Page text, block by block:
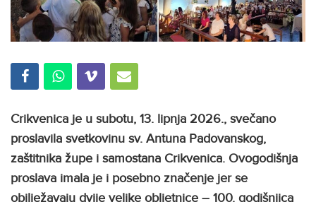
Crikvenica je u subotu, 13. lipnja 2026., svečano
proslavila svetkovinu sv. Antuna Padovanskog,
zaštitnika župe i samostana Crikvenica. Ovogodišnja
proslava imala je i posebno značenje jer se
obilježavaju dvije velike obljetnice – 100. godišnjica